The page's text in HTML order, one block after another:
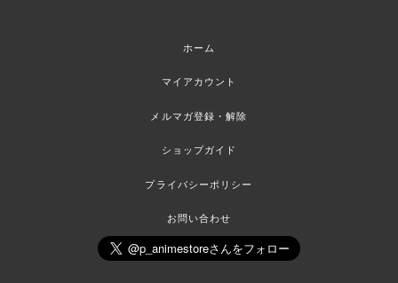
ホーム
マイアカウント
メルマガ登録・解除
ショップガイド
プライバシーポリシー
お問い合わせ